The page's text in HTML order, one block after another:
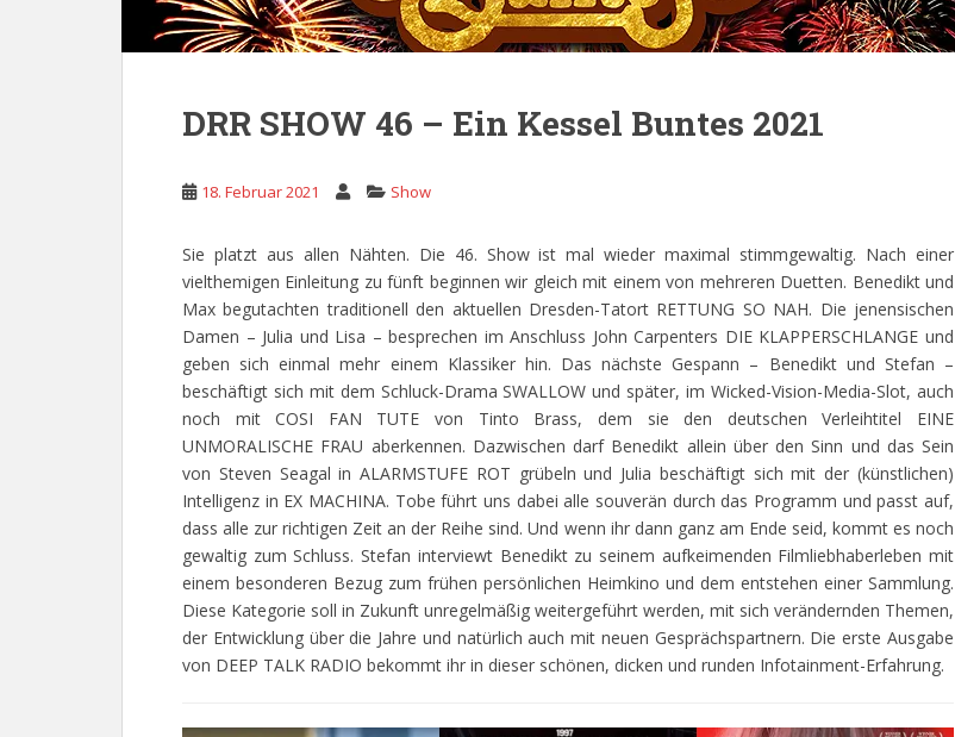
DRR SHOW 46 – Ein Kessel Buntes 2021
18. Februar 2021 Show
Sie platzt aus allen Nähten. Die 46. Show ist mal wieder maximal stimmgewaltig. Nach einer
vielthemigen Einleitung zu fünft beginnen wir gleich mit einem von mehreren Duetten. Benedikt und
Max begutachten traditionell den aktuellen Dresden-Tatort RETTUNG SO NAH. Die jenensischen
Damen – Julia und Lisa – besprechen im Anschluss John Carpenters DIE KLAPPERSCHLANGE und
geben sich einmal mehr einem Klassiker hin. Das nächste Gespann – Benedikt und Stefan –
beschäftigt sich mit dem Schluck-Drama SWALLOW und später, im Wicked-Vision-Media-Slot, auch
noch mit COSI FAN TUTE von Tinto Brass, dem sie den deutschen Verleihtitel EINE
UNMORALISCHE FRAU aberkennen. Dazwischen darf Benedikt allein über den Sinn und das Sein
von Steven Seagal in ALARMSTUFE ROT grübeln und Julia beschäftigt sich mit der (künstlichen)
Intelligenz in EX MACHINA. Tobe führt uns dabei alle souverän durch das Programm und passt auf,
dass alle zur richtigen Zeit an der Reihe sind. Und wenn ihr dann ganz am Ende seid, kommt es noch
gewaltig zum Schluss. Stefan interviewt Benedikt zu seinem aufkeimenden Filmliebhaberleben mit
einem besonderen Bezug zum frühen persönlichen Heimkino und dem entstehen einer Sammlung.
Diese Kategorie soll in Zukunft unregelmäßig weitergeführt werden, mit sich verändernden Themen,
der Entwicklung über die Jahre und natürlich auch mit neuen Gesprächspartnern. Die erste Ausgabe
von DEEP TALK RADIO bekommt ihr in dieser schönen, dicken und runden Infotainment-Erfahrung.